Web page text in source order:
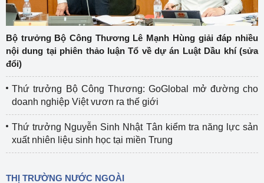
Bộ trưởng Bộ Công Thương Lê Mạnh Hùng giải đáp nhiều
nội dung tại phiên thảo luận Tổ về dự án Luật Dầu khí (sửa
đổi)
Thứ trưởng Bộ Công Thương: GoGlobal mở đường cho
doanh nghiệp Việt vươn ra thế giới
Thứ trưởng Nguyễn Sinh Nhật Tân kiểm tra năng lực sản
xuất nhiên liệu sinh học tại miền Trung
THỊ TRƯỜNG NƯỚC NGOÀI